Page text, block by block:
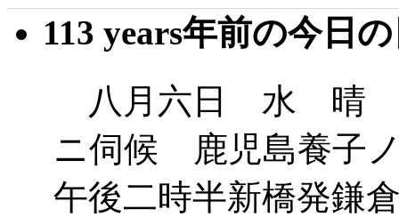
113 years年前の今日
八月六日 水 晴
ニ伺候 鹿児島養子
午後二時半新橋発鎌